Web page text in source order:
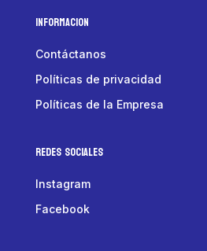
Informacion
Contáctanos
Políticas de privacidad
Políticas de la Empresa
Redes Sociales
Instagram
Facebook